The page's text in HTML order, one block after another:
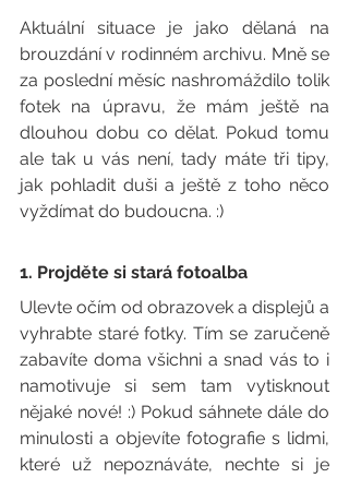
Aktuální situace je jako dělaná na
brouzdání v rodinném archivu. Mně se
za poslední měsíc nashromáždilo tolik
fotek na úpravu, že mám ještě na
dlouhou dobu co dělat. Pokud tomu
ale tak u vás není, tady máte tři tipy,
jak pohladit duši a ještě z toho něco
vyždímat do budoucna. :)
1. Projděte si stará fotoalba
Ulevte očím od obrazovek a displejů a
vyhrabte staré fotky. Tím se zaručeně
zabavíte doma všichni a snad vás to i
namotivuje si sem tam vytisknout
nějaké nové! :) Pokud sáhnete dále do
minulosti a objevíte fotografie s lidmi,
které už nepoznáváte, nechte si je